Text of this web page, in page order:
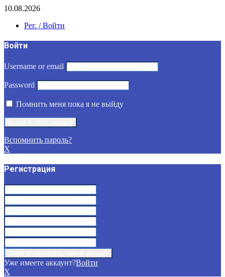
10.08.2026
Рег. / Войти
Войти
Username or email
Password
Помнить меня пока я не выйду
Вспомнить пароль?
X
Регистрация
Уже имеете аккаунт?Войти
X